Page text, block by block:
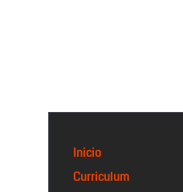
Inicio
Curriculum